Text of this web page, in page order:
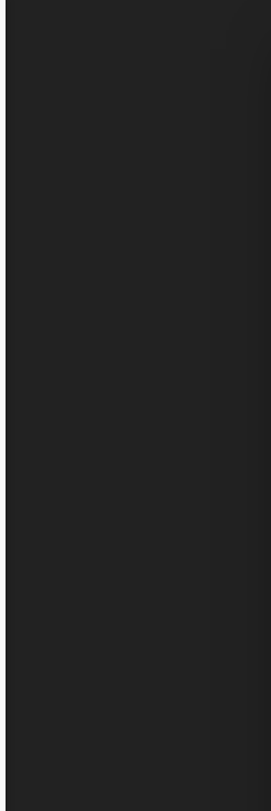
Sketchbook5,
Sketchbook5,